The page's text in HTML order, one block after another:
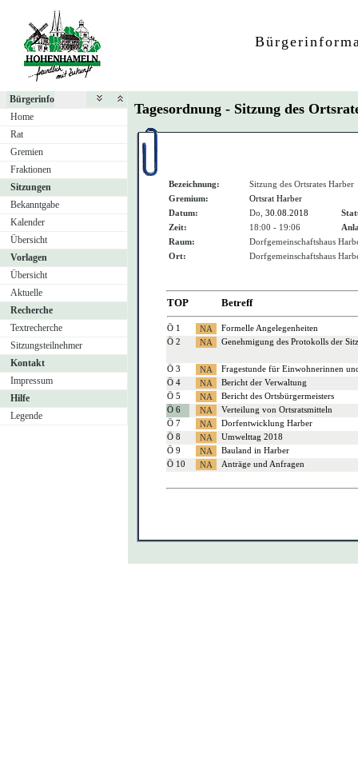
Bürgerinfo
Home
Rat
Gremien
Fraktionen
Sitzungen
Bekanntgabe
Kalender
Übersicht
Vorlagen
Übersicht
Aktuelle
Recherche
Textrecherche
Sitzungsteilnehmer
Kontakt
Impressum
Hilfe
Legende
Tagesordnung - Sitzung des
Bezeichnung:
Sitzung des Ortsrates Harber
Gremium:
Ortsrat Harber
Datum:
Do, 30.08.2018
Zeit:
18:00 - 19:06
Raum:
Dorfgemeinschaftshaus
Ort:
Dorfgemeinschaftshaus
TOP Betreff
Ö 1
Formelle Angelegenheiten
Ö 2
Genehmigung des Protokolls der
Ö 3
Fragestunde für Einwohnerinnen
Ö 4
Bericht der Verwaltung
Ö 5
Bericht des Ortsbürgermeisters
Ö 6
Verteilung von Ortsratsmitteln
Ö 7
Dorfentwicklung Harber
Ö 8
Umwelttag 2018
Ö 9
Bauland in Harber
Ö 10
Anträge und Anfragen